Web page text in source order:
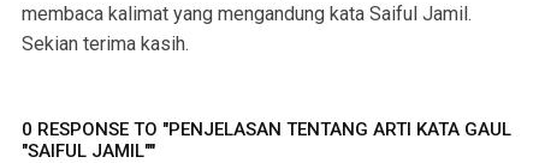
membaca kalimat yang mengandung kata Saiful Jamil.
Sekian terima kasih.
0 RESPONSE TO "PENJELASAN TENTANG ARTI KATA GAUL
"SAIFUL JAMIL""